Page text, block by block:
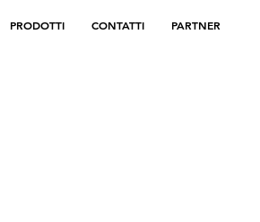
PRODOTTI CONTATTI PARTNER